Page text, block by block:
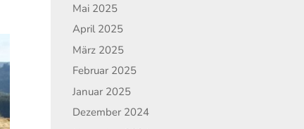
Mai 2025
April 2025
März 2025
Februar 2025
Januar 2025
Dezember 2024